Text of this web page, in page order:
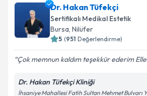
Dr. Hakan Tüfekçi
Sertifikalı Medikal Estetik
Bursa, Nilüfer
5 (951 Değerlendirme)
Çok memnun kaldım teşekkür ederim
Dr. Hakan Tüfekçi Kliniği
İhsaniye Mahallesi Fatih Sultan Mehmet Bulvarı